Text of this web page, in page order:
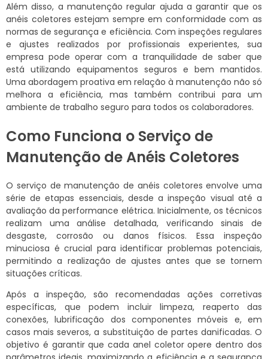
Além disso, a manutenção regular ajuda a garantir que os
anéis coletores estejam sempre em conformidade com as
normas de segurança e eficiência. Com inspeções regulares
e ajustes realizados por profissionais experientes, sua
empresa pode operar com a tranquilidade de saber que
está utilizando equipamentos seguros e bem mantidos.
Uma abordagem proativa em relação à manutenção não só
melhora a eficiência, mas também contribui para um
ambiente de trabalho seguro para todos os colaboradores.
Como Funciona o Serviço de
Manutenção de Anéis Coletores
O serviço de manutenção de anéis coletores envolve uma
série de etapas essenciais, desde a inspeção visual até a
avaliação da performance elétrica. Inicialmente, os técnicos
realizam uma análise detalhada, verificando sinais de
desgaste, corrosão ou danos físicos. Essa inspeção
minuciosa é crucial para identificar problemas potenciais,
permitindo a realização de ajustes antes que se tornem
situações críticas.
Após a inspeção, são recomendadas ações corretivas
específicas, que podem incluir limpeza, reaperto das
conexões, lubrificação dos componentes móveis e, em
casos mais severos, a substituição de partes danificadas. O
objetivo é garantir que cada anel coletor opere dentro dos